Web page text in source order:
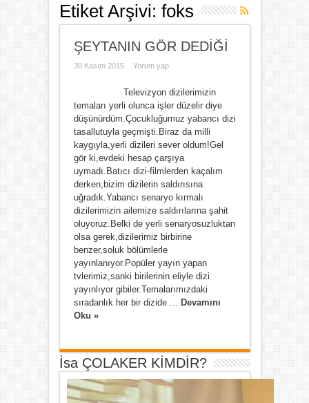
Etiket Arşivi: foks
ŞEYTANIN GÖR DEDİĞİ
30 Kasım 2015 Yorum yap
Televizyon dizilerimizin
temaları yerli olunca işler düzelir diye
düşünürdüm.Çocukluğumuz yabancı dizi
tasallutuyla geçmişti.Biraz da milli
kaygıyla,yerli dizileri sever oldum!Gel
gör ki,evdeki hesap çarşıya
uymadı.Batıcı dizi-filmlerden kaçalım
derken,bizim dizilerin saldırısına
uğradık.Yabancı senaryo kırmalı
dizilerimizin ailemize saldırılarına şahit
oluyoruz.Belki de yerli senaryosuzluktan
olsa gerek,dizilerimiz birbirine
benzer,soluk bölümlerle
yayınlanıyor.Popüler yayın yapan
tvlerimiz,sanki birilerinin eliyle dizi
yayınlıyor gibiler.Temalarımızdaki
sıradanlık her bir dizide ... Devamını
Oku »
İsa ÇOLAKER KİMDİR?